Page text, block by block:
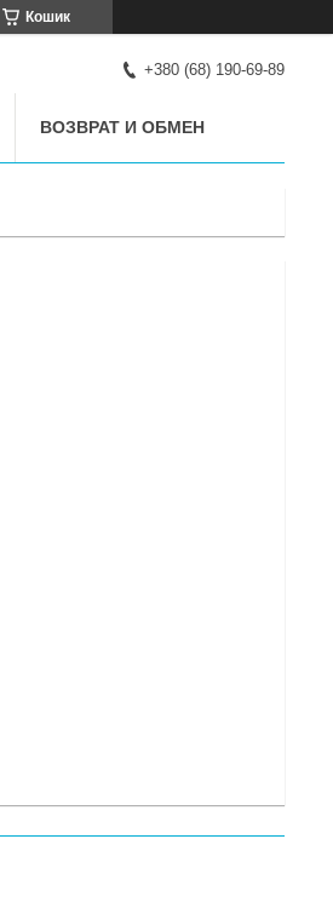
Кошик
+380 (68) 190-69-89
ВОЗВРАТ И ОБМЕН